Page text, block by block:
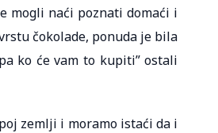
mogli naći poznati domaći i
čokolade, ponuda je bila
ko će vam to kupiti” ostali
zemlji i moramo istaći da i